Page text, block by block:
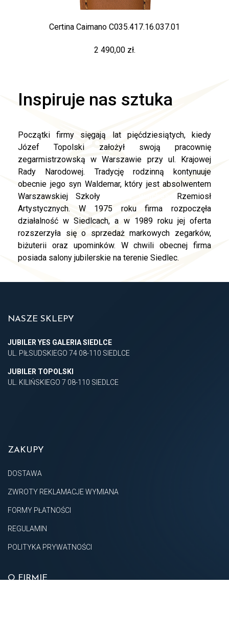
Certina Caimano C035.417.16.037.01
2 490,00 zł.
Inspiruje nas sztuka
Początki firmy sięgają lat pięćdziesiątych, kiedy
Józef Topolski założył swoją pracownię
zegarmistrzowską w Warszawie przy ul. Krajowej
Rady Narodowej. Tradycję rodzinną kontynuuje
obecnie jego syn Waldemar, który jest absolwentem
Warszawskiej Szkoły
Rzemiosł
Artystycznych. W 1975 roku firma rozpoczęła
działalność w Siedlcach, a w 1989 roku jej oferta
rozszerzyła się o sprzedaż markowych zegarków,
biżuterii oraz upominków. W chwili obecnej firma
posiada salony jubilerskie na terenie Siedlec.
NASZE SKLEPY
JUBILER YES GALERIA SIEDLCE
UL. PIŁSUDSKIEGO 74 08-110 SIEDLCE
JUBILER TOPOLSKI
UL. KILIŃSKIEGO 7 08-110 SIEDLCE
ZAKUPY
DOSTAWA
ZWROTY REKLAMACJE WYMIANA
FORMY PŁATNOŚCI
REGULAMIN
POLITYKA PRYWATNOŚCI
O FIRMIE